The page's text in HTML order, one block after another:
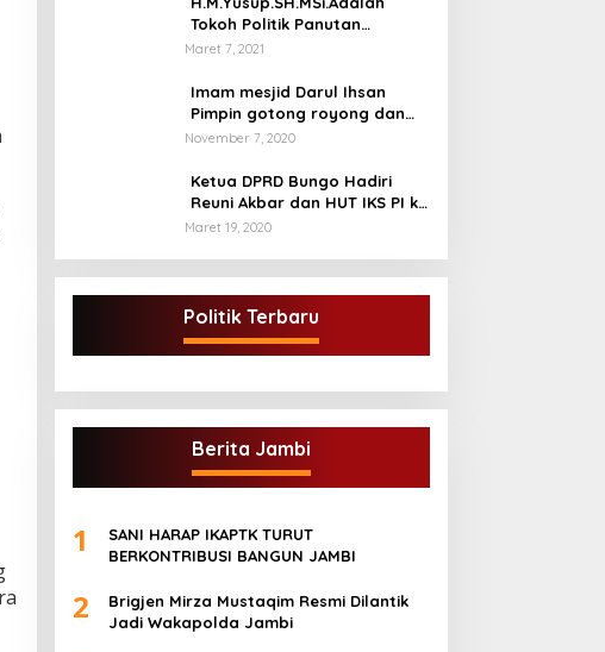
Tokoh Politik Panutan
Bersosial Tinggi.
Maret 7, 2021
Imam mesjid Darul Ihsan
Pimpin gotong royong dan
rehab masjid di desa Tambun
kabupaten tebo
November 7, 2020
Ketua DPRD Bungo Hadiri
Reuni Akbar dan HUT IKS PI ke
40
Maret 19, 2020
Politik Terbaru
Berita Jambi
1
SANI HARAP IKAPTK TURUT
BERKONTRIBUSI BANGUN JAMBI
2
Brigjen Mirza Mustaqim Resmi Dilantik
Jadi Wakapolda Jambi